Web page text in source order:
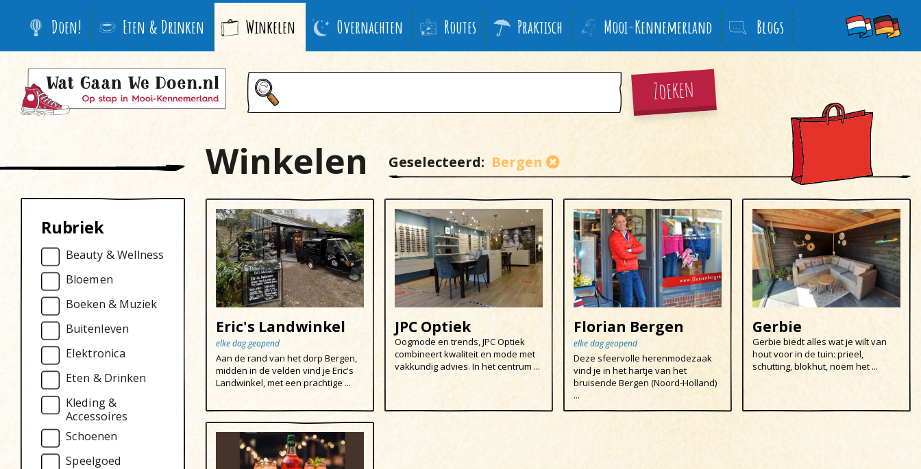
Doen! Eten & Drinken Winkelen Overnachten Routes Praktisch Mooi-Kennemerland Blogs
Zoeken
Rubriek
Beauty & Wellness
Bloemen
Boeken & Muziek
Buitenleven
Elektronica
Eten & Drinken
Kleding &
Accessoires
Schoenen
Speelgoed
Winkelen Geselecteerd: Bergen
Eric's Landwinkel
elke dag geopend
Aan de rand van het dorp Bergen,
midden in de velden vind je Eric's
Landwinkel, met een prachtige ...
JPC Optiek
Oogmode en trends, JPC Optiek
combineert kwaliteit en mode met
vakkundig advies. In het centrum ...
Florian Bergen
elke dag geopend
Deze sfeervolle herenmodezaak
vind je in het hartje van het
bruisende Bergen (Noord-Holland)
...
Gerbie
Gerbie biedt alles wat je wilt van
hout voor in de tuin: prieel,
schutting, blokhut, noem het ...